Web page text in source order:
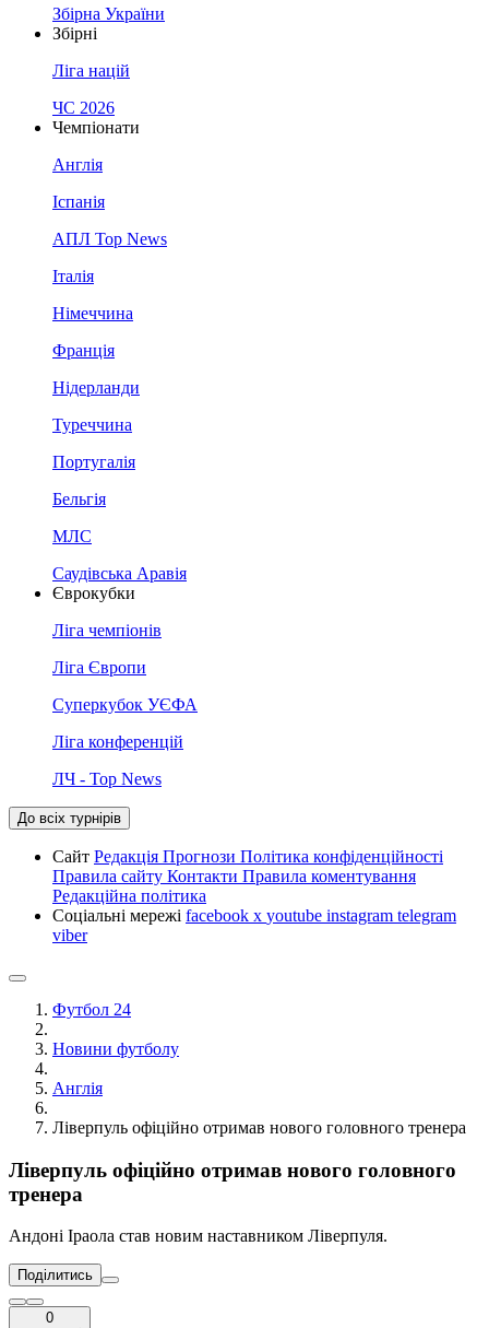
Збірна України
Збірні
Ліга націй
ЧС 2026
Чемпіонати
Англія
Іспанія
АПЛ Top News
Італія
Німеччина
Франція
Нідерланди
Туреччина
Португалія
Бельгія
МЛС
Саудівська Аравія
Єврокубки
Ліга чемпіонів
Ліга Європи
Суперкубок УЄФА
Ліга конференцій
ЛЧ - Top News
До всіх турнірів
Сайт Редакція Прогнози Політика конфіденційності
Правила сайту Контакти Правила коментування
Редакційна політика
Соціальні мережі facebook x youtube instagram telegram
viber
Футбол 24
Новини футболу
Англія
Ліверпуль офіційно отримав нового головного тренера
Ліверпуль офіційно отримав нового головного
тренера
Андоні Іраола став новим наставником Ліверпуля.
Поділитись
0